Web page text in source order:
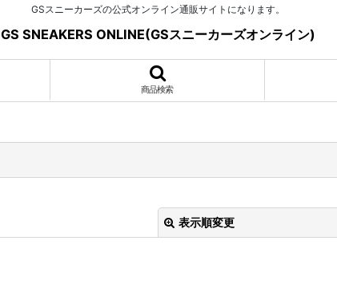
GSスニーカーズの公式オンライン通販サイトになります。
GS SNEAKERS ONLINE(GSスニーカーズオンライン)
商品検索
表示順変更